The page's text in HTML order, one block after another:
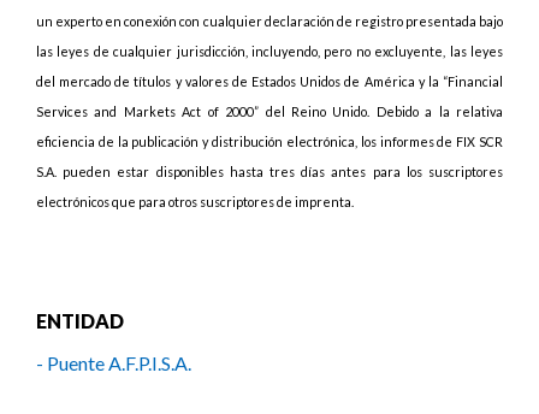
un experto en conexión con cualquier declaración de registro presentada bajo
las leyes de cualquier jurisdicción, incluyendo, pero no excluyente, las leyes
del mercado de títulos y valores de Estados Unidos de América y la “Financial
Services and Markets Act of 2000” del Reino Unido. Debido a la relativa
eficiencia de la publicación y distribución electrónica, los informes de FIX SCR
S.A. pueden estar disponibles hasta tres días antes para los suscriptores
electrónicos que para otros suscriptores de imprenta.
ENTIDAD
- Puente A.F.P.I.S.A.